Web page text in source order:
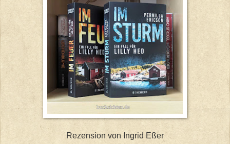
Rezension von Ingrid Eßer